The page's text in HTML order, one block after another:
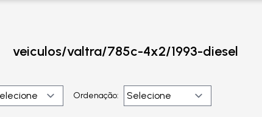
veiculos/valtra/785c-4x2/1993-diesel
Ordenação: